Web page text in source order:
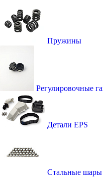
Пружины
Регулировочные
Детали EPS
Стальные шары